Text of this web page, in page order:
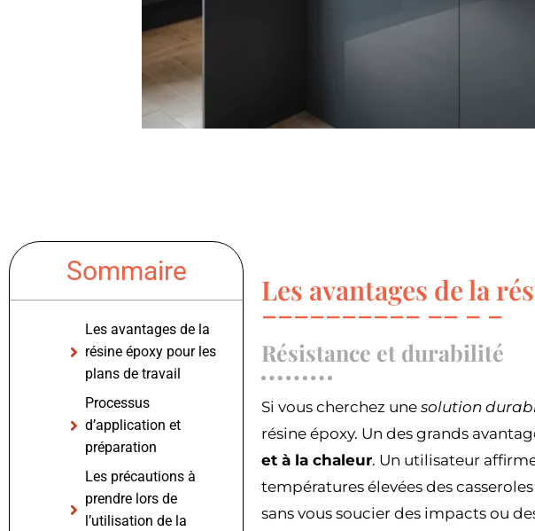
Sommaire
Les avantages de la
résine époxy pour les
plans de travail
Processus
d’application et
préparation
Les précautions à
prendre lors de
l’utilisation de la
Les avantages de la
Résistance et durabilité
Si vous cherchez une solution
résine époxy. Un des grands
et à la chaleur. Un utilisateur
températures élevées des
sans vous soucier des impacts ou